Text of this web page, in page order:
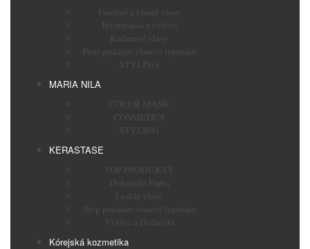
Farebné a blond vlasy
Hydratácia a výživa
Kučeravé vlasy
Proti padaniu vlasov/ lupinám
STYLING
MARIA NILA
COLOR MASK
COSMETICS
STYLING
KERASTASE
TOP PRODUKTY
Dokonalá Farba
Lesklé vlasy
Stop padaniu vlasov/ lupinám
Výživa a Definícia
Kórejská kozmetika